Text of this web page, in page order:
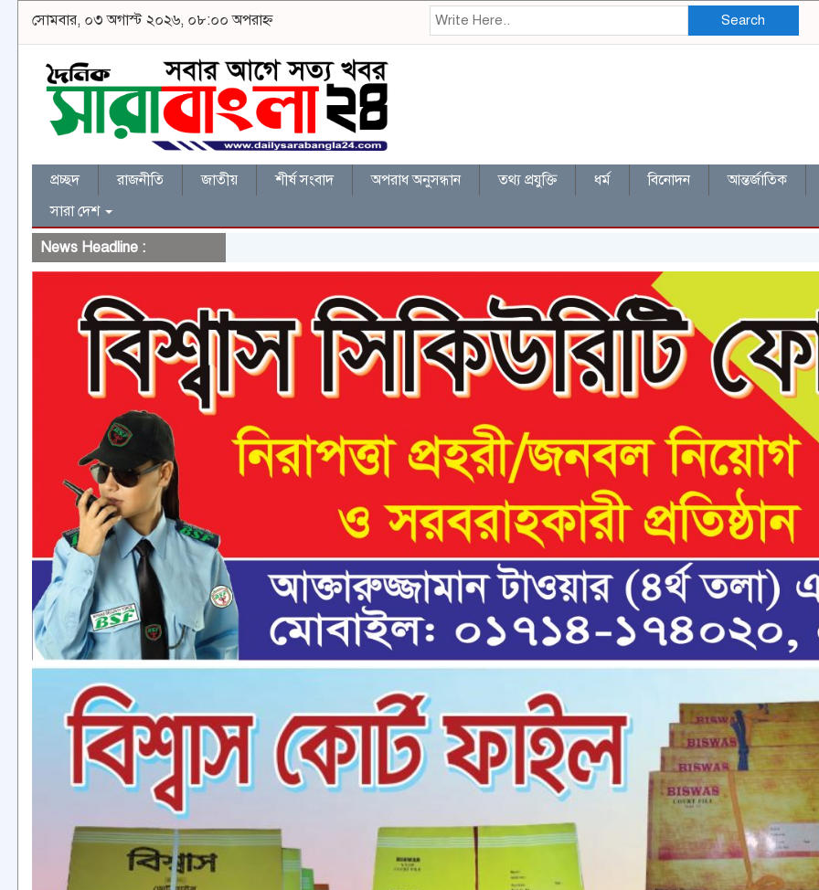
সোমবার, ০৩ অগাস্ট ২০২৬, ০৮:০০ অপরাহ্ন Search
প্রচ্ছদ রাজনীতি জাতীয় শীর্ষ সংবাদ অপরাধ অনুসন্ধান তথ্য প্রযুক্তি ধর্ম বিনোদন আন্তর্জাতিক
সারা দেশ
News Headline :